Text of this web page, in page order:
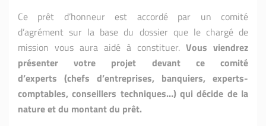
Ce prêt d’honneur est accordé par un comité
d’agrément sur la base du dossier que le chargé de
mission vous aura aidé à constituer. Vous viendrez
présenter votre projet devant ce comité
d’experts (chefs d’entreprises, banquiers, experts-
comptables, conseillers techniques…) qui décide de la
nature et du montant du prêt.